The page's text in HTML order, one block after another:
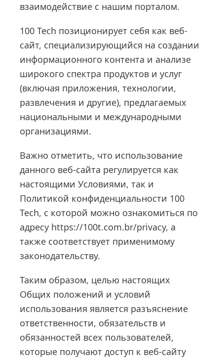
взаимодействие с нашим порталом.
100 Tech позиционирует себя как веб-
сайт, специализирующийся на создании
информационного контента и анализе
широкого спектра продуктов и услуг
(включая приложения, технологии,
развлечения и другие), предлагаемых
национальными и международными
организациями.
Важно отметить, что использование
данного веб-сайта регулируется как
настоящими Условиями, так и
Политикой конфиденциальности 100
Tech, с которой можно ознакомиться по
адресу https://100t.com.br/privacy, а
также соответствует применимому
законодательству.
Таким образом, целью настоящих
Общих положений и условий
использования является разъяснение
ответственности, обязательств и
обязанностей всех пользователей,
которые получают доступ к веб-сайту